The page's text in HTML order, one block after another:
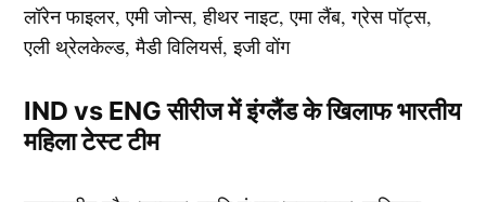
लॉरेन फाइलर, एमी जोन्स, हीथर नाइट, एमा लैंब, ग्रेस पॉट्स,
एली थ्रेलकेल्ड, मैडी विलियर्स, इजी वोंग
IND vs ENG सीरीज में इंग्लैंड के खिलाफ भारतीय
महिला टेस्ट टीम